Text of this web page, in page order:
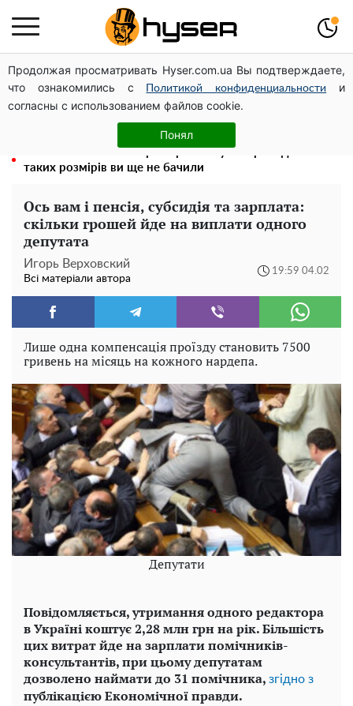
Продолжая просматривать Hyser.com.ua Вы подтверждаете,
что ознакомились с
Политикой конфиденциальности
и
согласны с использованием файлов cookie.
Понял
Чи може Поштова площа стати головною точкою
входу до історичного Києва
Олена Тополя злив відео – це далеко не все: фронтмен
"Антитіла" Тарас Тополя став наступним
таких розмірів ви ще не бачили
Ось вам і пенсія, субсидія та зарплата:
скільки грошей йде на виплати одного
депутата
Игорь Верховский
Всі матеріали автора
19:59 04.02
Лише одна компенсація проїзду становить 7500
гривень на місяць на кожного нардепа.
Депутати
Повідомляється, утримання одного редактора
в Україні коштує 2,28 млн грн на рік. Більшість
цих витрат йде на зарплати помічників-
консультантів, при цьому депутатам
дозволено наймати до 31 помічника, згідно з
публікацією Економічної правди.